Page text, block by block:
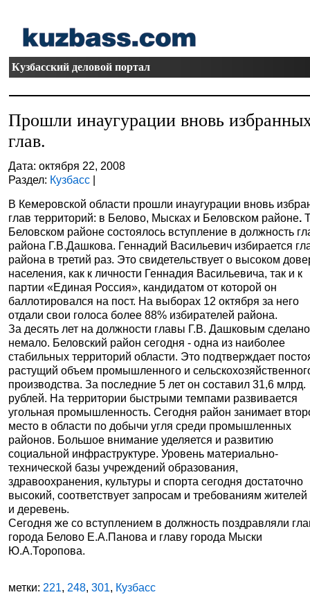
Кузбасский деловой портал
Прошли инаугурации вновь
глав.
Дата: октября 22, 2008
Раздел: Кузбасс |
В Кемеровской области прошли инаугурации вновь
глав территорий: в Белово, Мысках и Беловском районе.
Беловском районе состоялось вступление в должность
района Г.В.Дашкова. Геннадий Васильевич избирается
района в третий раз. Это свидетельствует о высоком
населения, как к личности Геннадия Васильевича, так и к
партии «Единая Россия», кандидатом от которой он
баллотировался на пост. На выборах 12 октября за него
отдали свои голоса более 88% избирателей района.
За десять лет на должности главы Г.В. Дашковым сделано
немало. Беловский район сегодня - одна из наиболее
стабильных территорий области. Это подтверждает
растущий объем промышленного и
производства. За последние 5 лет он составил 31,6 млрд.
рублей. На территории быстрыми темпами развивается
угольная промышленность. Сегодня район занимает
место в области по добычи угля среди промышленных
районов. Большое внимание уделяется и развитию
социальной инфраструктуре. Уровень материально-
технической базы учреждений образования,
здравоохранения, культуры и спорта сегодня достаточно
высокий, соответствует запросам и требованиям жителей
и деревень.
Сегодня же со вступлением в должность поздравляли
города Белово Е.А.Панова и главу города Мыски
Ю.А.Торопова.
метки: 221, 248,301, Кузбасс